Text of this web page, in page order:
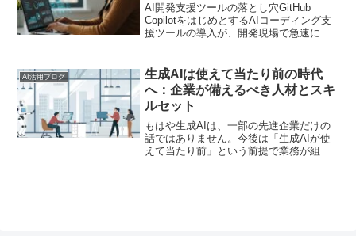
AI開発支援ツールの落とし穴GitHub
CopilotをはじめとするAIコーディング支
援ツールの導入が、開発現場で急速に広
私たちが想像する以上に大きな代償を払
っている...
AI活用ブログ
生成AIは使えて当たり前の時代
へ：企業が備えるべき人材とスキ
ルセット
もはや生成AIは、一部の先進企業だけの
話ではありません。今後は「生成AIが使
えて当たり前」という前提で業務が組み